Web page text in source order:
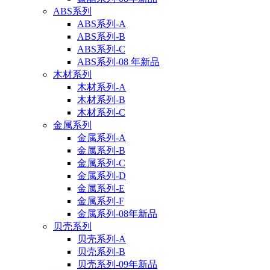
ABS系列
ABS系列-A
ABS系列-B
ABS系列-C
ABS系列-08 年新品
木材系列
木材系列-A
木材系列-B
木材系列-C
金属系列
金属系列-A
金属系列-B
金属系列-C
金属系列-D
金属系列-E
金属系列-F
金属系列-08年新品
贝壳系列
贝壳系列-A
贝壳系列-B
贝壳系列-09年新品